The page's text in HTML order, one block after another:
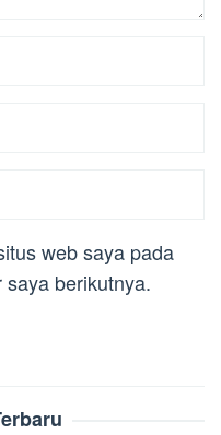
web saya pada
berikutnya.